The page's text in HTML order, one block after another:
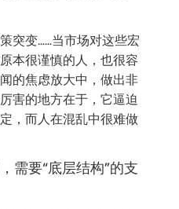
突变……当市场对这些宏
本很谨慎的人，也很容
的焦虑放大中，做出非
害的地方在于，它逼迫
，而人在混乱中很难做
需要“底层结构”的支